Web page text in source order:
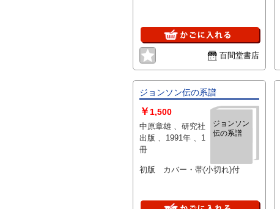
百間堂書店
ジョンソン伝の系譜
ジョンソン
伝の系譜
￥ 1,500
中原章雄 、研究社
出版 、1991年 、1
冊
初版 カバー・帯(小切れ)付